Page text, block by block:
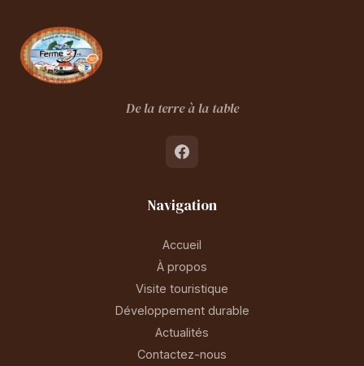
De la terre à la table
Navigation
Accueil
À propos
Visite touristique
Développement durable
Actualités
Contactez-nous